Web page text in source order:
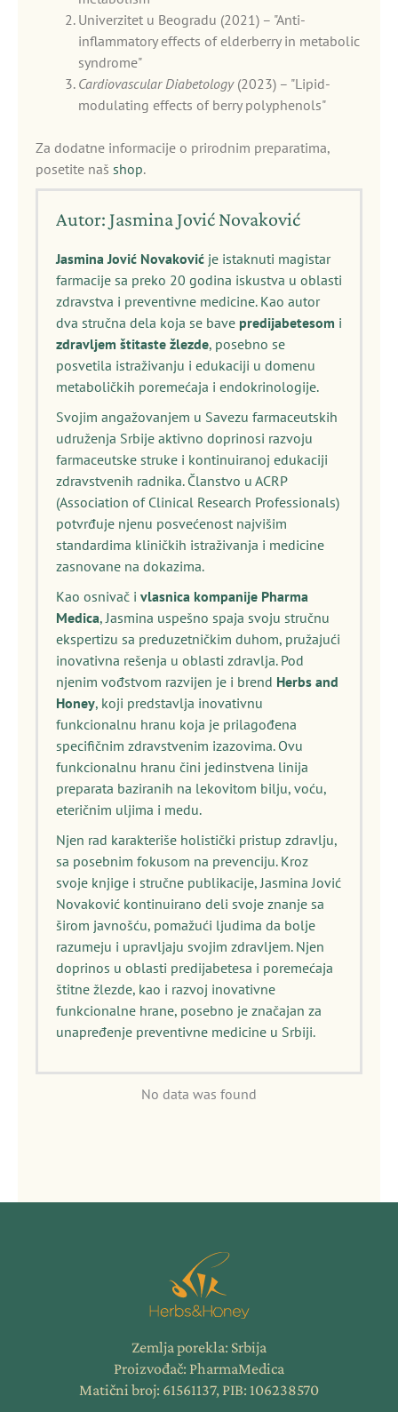
Univerzitet u Beogradu (2021) – "Anti-
inflammatory effects of elderberry in metabolic
syndrome"
Cardiovascular Diabetology(2023) – "Lipid-
modulating effects of berry polyphenols"
Za dodatne informacije o prirodnim preparatima,
posetite naš shop.
Autor: Jasmina Jović Novaković
Jasmina Jović Novaković je istaknuti magistar
farmacije sa preko 20 godina iskustva u oblasti
zdravstva i preventivne medicine. Kao autor
dva stručna dela koja se bave predijabetesom i
zdravljem štitaste žlezde, posebno se
posvetila istraživanju i edukaciji u domenu
metaboličkih poremećaja i endokrinologije.
Svojim angažovanjem u Savezu farmaceutskih
udruženja Srbije aktivno doprinosi razvoju
farmaceutske struke i kontinuiranoj edukaciji
zdravstvenih radnika. Članstvo u ACRP
(Association of Clinical Research Professionals)
potvrđuje njenu posvećenost najvišim
standardima kliničkih istraživanja i medicine
zasnovane na dokazima.
Kao osnivač i vlasnica kompanije Pharma
Medica, Jasmina uspešno spaja svoju stručnu
ekspertizu sa preduzetničkim duhom, pružajući
inovativna rešenja u oblasti zdravlja. Pod
njenim vođstvom razvijen je i brend Herbs and
Honey, koji predstavlja inovativnu
funkcionalnu hranu koja je prilagođena
specifičnim zdravstvenim izazovima. Ovu
funkcionalnu hranu čini jedinstvena linija
preparata baziranih na lekovitom bilju, voću,
eteričnim uljima i medu.
Njen rad karakteriše holistički pristup zdravlju,
sa posebnim fokusom na prevenciju. Kroz
svoje knjige i stručne publikacije, Jasmina Jović
Novaković kontinuirano deli svoje znanje sa
širom javnošću, pomažući ljudima da bolje
razumeju i upravljaju svojim zdravljem. Njen
doprinos u oblasti predijabetesa i poremećaja
štitne žlezde, kao i razvoj inovativne
funkcionalne hrane, posebno je značajan za
unapređenje preventivne medicine u Srbiji.
No data was found
Zemlja porekla: Srbija
Proizvođač: PharmaMedica
Matični broj: 61561137, PIB: 106238570